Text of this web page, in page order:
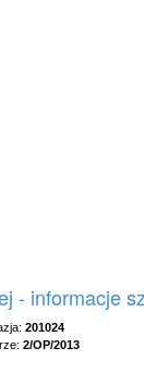
- informacje
201024
2/OP/2013